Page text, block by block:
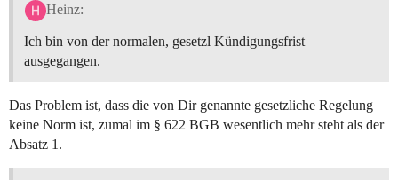
Heinz:
Ich bin von der normalen, gesetzl Kündigungsfrist
ausgegangen.
Das Problem ist, dass die von Dir genannte gesetzliche Regelung
keine Norm ist, zumal im § 622 BGB wesentlich mehr steht als der
Absatz 1.